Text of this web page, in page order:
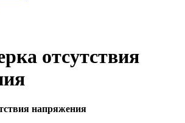
отсутствия
напряжения